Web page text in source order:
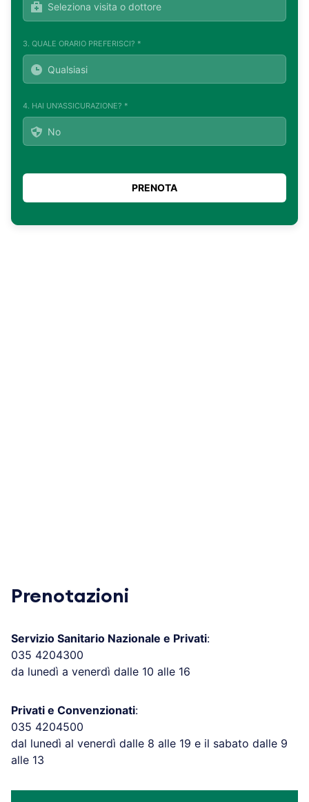
3. QUALE ORARIO PREFERISCI? *
4. HAI UN'ASSICURAZIONE? *
Prenotazioni
Servizio Sanitario Nazionale e Privati:
035 4204300
da lunedì a venerdì dalle 10 alle 16
Privati e Convenzionati:
035 4204500
dal lunedì al venerdì dalle 8 alle 19 e il sabato dalle 9
alle 13